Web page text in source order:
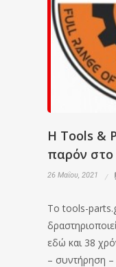
Η Tools &
παρόν
26 Μαΐου, 2021
Το tools-
εδώ και 38
– συντήρηση